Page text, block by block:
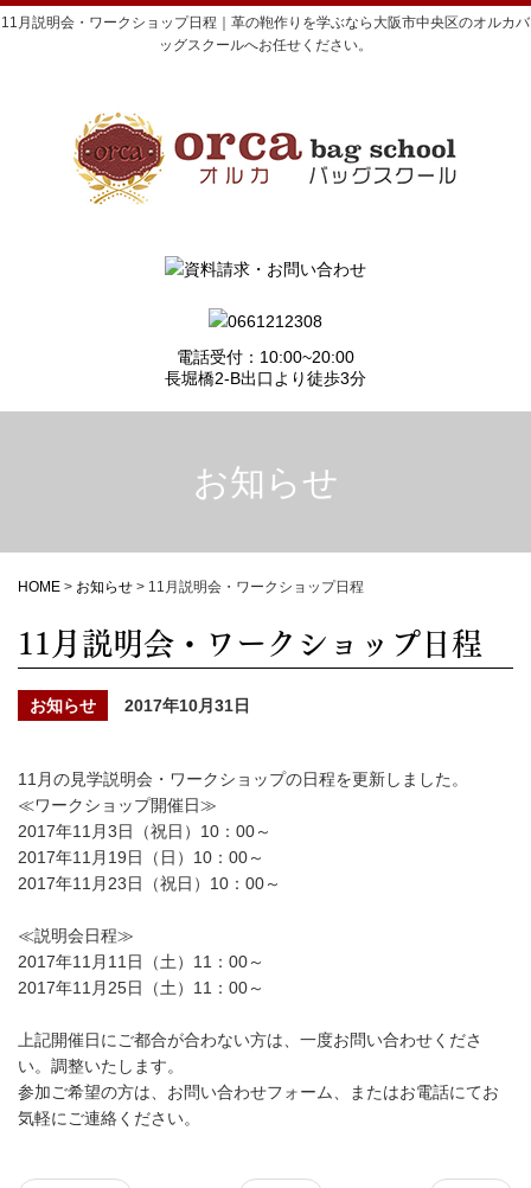
11月説明会・ワークショップ日程｜革の鞄作りを学ぶなら大阪市中央区のオルカバ
ッグスクールへお任せください。
電話受付：10:00~20:00
長堀橋2-B出口より徒歩3分
お知らせ
HOME > お知らせ > 11月説明会・ワークショップ日程
11月説明会・ワークショップ日程
お知らせ 2017年10月31日
11月の見学説明会・ワークショップの日程を更新しました。
≪ワークショップ開催日≫
2017年11月3日（祝日）10：00～
2017年11月19日（日）10：00～
2017年11月23日（祝日）10：00～
≪説明会日程≫
2017年11月11日（土）11：00～
2017年11月25日（土）11：00～
上記開催日にご都合が合わない方は、一度お問い合わせくださ
い。調整いたします。
参加ご希望の方は、お問い合わせフォーム、またはお電話にてお
気軽にご連絡ください。